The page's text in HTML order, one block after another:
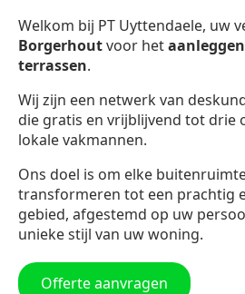
Welkom bij PT Uyttendaele, uw
Borgerhoutvoor het
terrassen.
Wij zijn een netwerk van
die gratis en vrijblijvend tot drie
lokale vakmannen.
Ons doel is om elke
transformeren tot een prachtig
gebied, afgestemd op uw
unieke stijl van uw woning.
Offerte aanvragen